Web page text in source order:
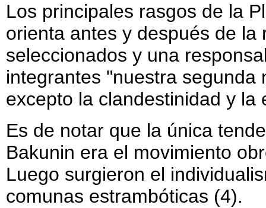
Los principales rasgos de la
orienta antes y después de
seleccionados y una
integrantes "nuestra
excepto la clandestinidad y la
Es de notar que la única
Bakunin era el movimiento
Luego surgieron el
comunas estrambóticas (4).